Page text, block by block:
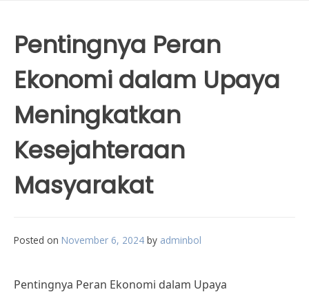
Pentingnya Peran
Ekonomi dalam Upaya
Meningkatkan
Kesejahteraan
Masyarakat
Posted on November 6, 2024 by adminbol
Pentingnya Peran Ekonomi dalam Upaya